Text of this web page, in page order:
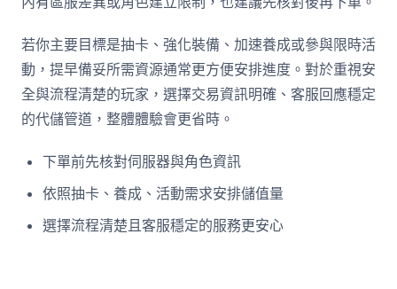
若你主要目標是抽卡、強化裝備、加速養成或參與限時活
動，提早備妥所需資源通常更方便安排進度。對於重視安
全與流程清楚的玩家，選擇交易資訊明確、客服回應穩定
的代儲管道，整體體驗會更省時。
下單前先核對伺服器與角色資訊
依照抽卡、養成、活動需求安排儲值量
選擇流程清楚且客服穩定的服務更安心